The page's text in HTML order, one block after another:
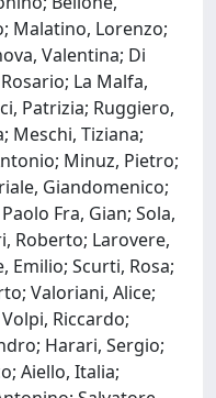
Malatino, Lorenzo;
Valentina; Di
La Malfa,
Patrizia; Ruggiero,
Meschi, Tiziana;
Minuz, Pietro;
Giandomenico;
Fra, Gian; Sola,
Roberto; Larovere,
Emilio; Scurti, Rosa;
Valoriani, Alice;
Riccardo;
Harari, Sergio;
Aiello, Italia;